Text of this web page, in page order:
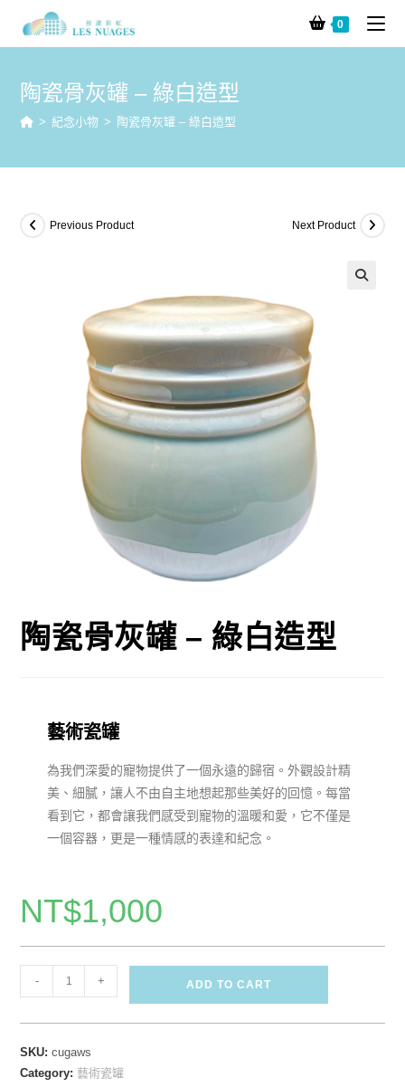
0
陶瓷骨灰罐 – 綠白造型
> 紀念小物 > 陶瓷骨灰罐 – 綠白造型
Previous Product Next Product
陶瓷骨灰罐 – 綠白造型
藝術瓷罐
為我們深愛的寵物提供了一個永遠的歸宿。外觀設計精
美、細膩，讓人不由自主地想起那些美好的回憶。每當
看到它，都會讓我們感受到寵物的溫暖和愛，它不僅是
一個容器，更是一種情感的表達和紀念。
NT$1,000
- + ADD TO CART
SKU:cugaws
Category: 藝術瓷罐